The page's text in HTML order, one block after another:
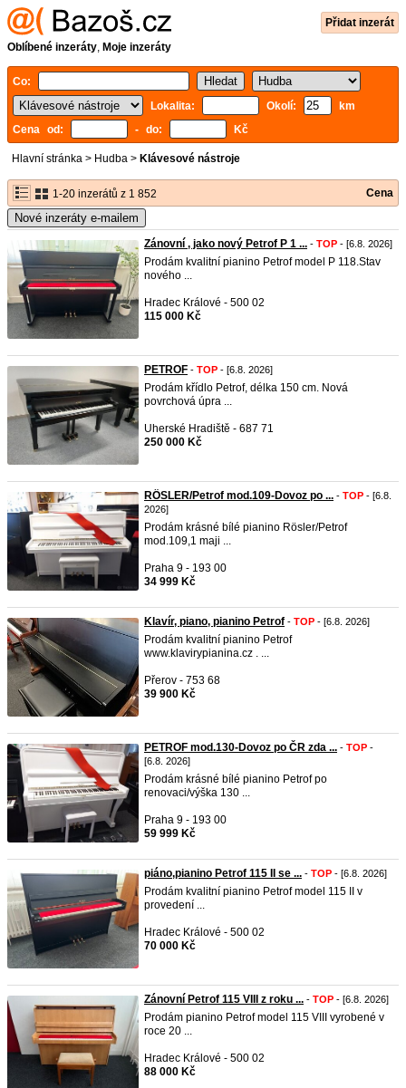
Přidat inzerát
Oblíbené inzeráty, Moje inzeráty
Co:
Lokalita:
Okolí:
km
Cena od:
- do: Kč
Hlavní stránka > Hudba > Klávesové nástroje
1-20 inzerátů z 1 852 Cena
Nové inzeráty e-mailem
Zánovní , jako nový Petrof P 1 ... - TOP - [6.8. 2026]
Prodám kvalitní pianino Petrof model P 118.Stav
nového ...
Hradec Králové - 500 02
115 000 Kč
PETROF - TOP - [6.8. 2026]
Prodám křídlo Petrof, délka 150 cm. Nová
povrchová úpra ...
Uherské Hradiště - 687 71
250 000 Kč
RÖSLER/Petrof mod.109-Dovoz po ... - TOP - [6.8.
2026]
Prodám krásné bílé pianino Rösler/Petrof
mod.109,1 maji ...
Praha 9 - 193 00
34 999 Kč
Klavír, piano, pianino Petrof - TOP - [6.8. 2026]
Prodám kvalitní pianino Petrof
www.klavirypianina.cz . ...
Přerov - 753 68
39 900 Kč
PETROF mod.130-Dovoz po ČR zda ... - TOP -
[6.8. 2026]
Prodám krásné bílé pianino Petrof po
renovaci/výška 130 ...
Praha 9 - 193 00
59 999 Kč
piáno,pianino Petrof 115 II se ... - TOP - [6.8. 2026]
Prodám kvalitní pianino Petrof model 115 II v
provedení ...
Hradec Králové - 500 02
70 000 Kč
Zánovní Petrof 115 VIII z roku ... - TOP - [6.8. 2026]
Prodám pianino Petrof model 115 VIII vyrobené v
roce 20 ...
Hradec Králové - 500 02
88 000 Kč